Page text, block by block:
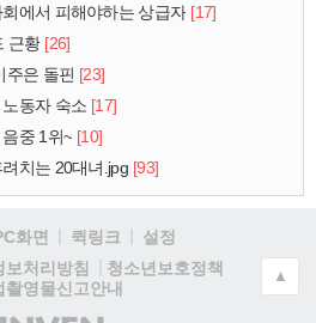
에서 피해야하는 상급자 [17]
근황 [26]
주은 돌핀 [23]
동자 숙소 [17]
중 1위~ [10]
치는 20대녀.jpg [93]
화면 퀵링크
설정
보처리방침
청소년보호정책
촬영물신고안내
▲